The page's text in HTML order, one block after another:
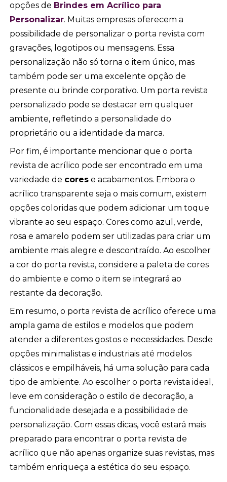
opções de Brindes em Acrílico para
Personalizar. Muitas empresas oferecem a
possibilidade de personalizar o porta revista com
gravações, logotipos ou mensagens. Essa
personalização não só torna o item único, mas
também pode ser uma excelente opção de
presente ou brinde corporativo. Um porta revista
personalizado pode se destacar em qualquer
ambiente, refletindo a personalidade do
proprietário ou a identidade da marca.
Por fim, é importante mencionar que o porta
revista de acrílico pode ser encontrado em uma
variedade de cores e acabamentos. Embora o
acrílico transparente seja o mais comum, existem
opções coloridas que podem adicionar um toque
vibrante ao seu espaço. Cores como azul, verde,
rosa e amarelo podem ser utilizadas para criar um
ambiente mais alegre e descontraído. Ao escolher
a cor do porta revista, considere a paleta de cores
do ambiente e como o item se integrará ao
restante da decoração.
Em resumo, o porta revista de acrílico oferece uma
ampla gama de estilos e modelos que podem
atender a diferentes gostos e necessidades. Desde
opções minimalistas e industriais até modelos
clássicos e empilháveis, há uma solução para cada
tipo de ambiente. Ao escolher o porta revista ideal,
leve em consideração o estilo de decoração, a
funcionalidade desejada e a possibilidade de
personalização. Com essas dicas, você estará mais
preparado para encontrar o porta revista de
acrílico que não apenas organize suas revistas, mas
também enriqueça a estética do seu espaço.